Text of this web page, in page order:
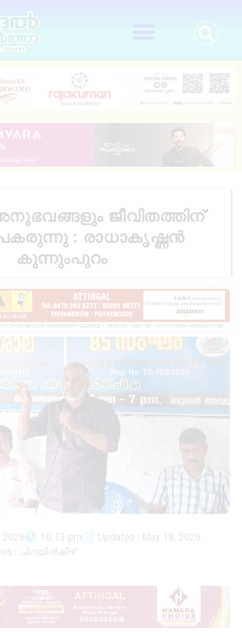
ജീവിതത്തിന്
: രാധാകൃഷ്ണൻ
കുന്നുംപുറം
2026 10:13 pm
Updated : May 18, 2026
: ചിറയിൻകീഴ്